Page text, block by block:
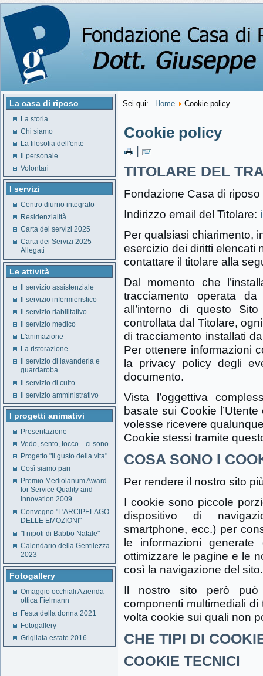
La casa di riposo
La storia
Chi siamo
La filosofia dell'ente
Il personale
Volontari
I servizi
Centro diurno integrato
Residenzialità
Carta dei servizi 2025
Carta dei Servizi 2025 -
Allegati
Le attività
Il servizio assistenziale
Il servizio infermieristico
Il servizio riabilitativo
Il servizio medico
L'animazione
La ristorazione
Il servizio di lavanderia e
guardaroba
Il servizio di culto
Il servizio amministrativo
I progetti animativi
Presentazione
Vedo, sento, tocco... ci sono
Progetto "Il gusto della vita"
Così siamo pari
Premio Mediolanum Award
for Service Quality and
Innovation 2009
Convegno "L'ARCIPELAGO
DELLE EMOZIONI"
"I nipoti di Babbo Natale"
Calendario della Gentilezza
2023
Fotogallery
Omaggio occhiali Azienda
ottica Fielmann
Festa della donna 2021
Fotogallery
Grigliata estate 2016
Sei qui: Home Cookie policy
Cookie policy
|
TITOLARE DEL
Fondazione Casa di
Indirizzo email del Titolare:
Per qualsiasi chiarimento,
esercizio dei diritti elencati
contattare il titolare alla
Dal momento che
tracciamento operata
all’interno di questo
controllata dal Titolare,
di tracciamento installati
Per ottenere informazioni
la privacy policy degli
documento.
Vista l’oggettiva
basate sui Cookie
volesse ricevere
Cookie stessi tramite
COSA SONO I
Per rendere il nostro sito
I cookie sono piccole
dispositivo di
smartphone, ecc.) per
le informazioni
ottimizzare le pagine e le
così la navigazione del sito.
Il nostro sito però può
componenti multimediali
volta cookie sui quali non
CHE TIPI DI
COOKIE TECNICI